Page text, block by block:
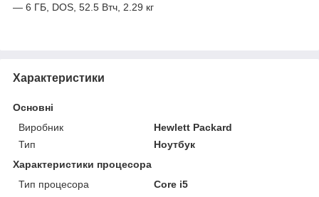
— 6 ГБ, DOS, 52.5 Втч, 2.29 кг
Характеристики
Основні
Виробник
Hewlett Packard
Тип
Ноутбук
Характеристики процесора
Тип процесора
Core i5